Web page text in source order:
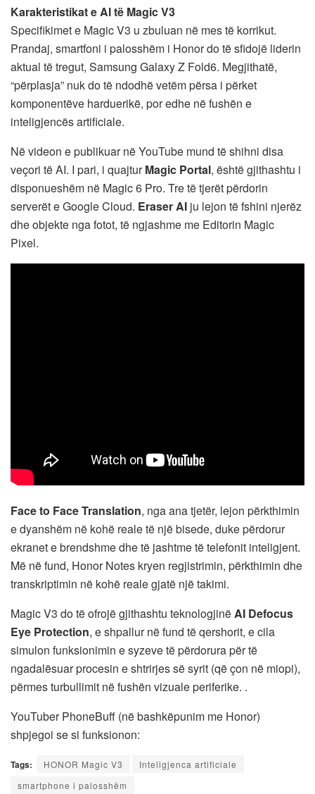
Karakteristikat e AI të Magic V3
Specifikimet e Magic V3 u zbuluan në mes të korrikut.
Prandaj, smartfoni i palosshëm i Honor do të sfidojë liderin
aktual të tregut, Samsung Galaxy Z Fold6. Megjithatë,
“përplasja” nuk do të ndodhë vetëm përsa i përket
komponentëve harduerikë, por edhe në fushën e
inteligjencës artificiale.
Në videon e publikuar në YouTube mund të shihni disa
veçori të AI. I pari, i quajturMagic Portal, është gjithashtu i
disponueshëm në Magic 6 Pro. Tre të tjerët përdorin
serverët e Google Cloud. Eraser AI ju lejon të fshini njerëz
dhe objekte nga fotot, të ngjashme me Editorin Magic
Pixel.
Face to Face Translation, nga ana tjetër, lejon përkthimin
e dyanshëm në kohë reale të një bisede, duke përdorur
ekranet e brendshme dhe të jashtme të telefonit inteligjent.
Më në fund, Honor Notes kryen regjistrimin, përkthimin dhe
transkriptimin në kohë reale gjatë një takimi.
Magic V3 do të ofrojë gjithashtu teknologjinëAI Defocus
Eye Protection, e shpallur në fund të qershorit, e cila
simulon funksionimin e syzeve të përdorura për të
ngadalësuar procesin e shtrirjes së syrit (që çon në miopi),
përmes turbullimit në fushën vizuale periferike. .
YouTuber PhoneBuff (në bashkëpunim me Honor)
shpjegoi se si funksionon:
Tags: HONOR Magic V3
Inteligjenca artificiale
smartphone i palosshëm